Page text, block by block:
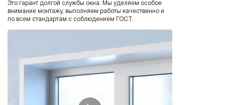
Это гарант долгой службы окна. Мы уделяем особое
внимание монтажу, выполняем работы качественно и
по всем стандартам с соблюдением ГОСТ.